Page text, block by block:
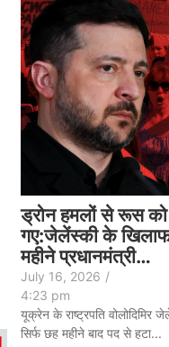
ड्रोन हमलों से रूस को
गए:जेलेंस्की के खिलाफ
महीने प्रधानमंत्री…
July 16, 2026 /
4:23 pm
यूक्रेन के राष्ट्रपति वोलोदिमिर
सिर्फ छह महीने बाद पद से हटा...